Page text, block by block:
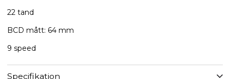
22 tand
BCD mått: 64 mm
9 speed
Specifikation